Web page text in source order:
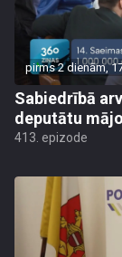
pirms 2 dienām,
Sabiedrībā
deputātu
413. epizode